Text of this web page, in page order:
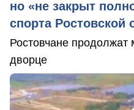
но «не закрыт
спорта Ростовской
Ростовчане продолжат
дворце